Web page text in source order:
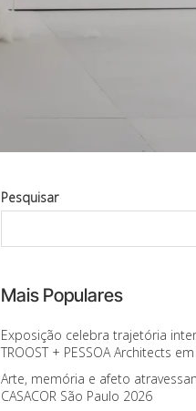
Pesquisar
Mais Populares
Exposição celebra trajetória
TROOST + PESSOA Architects
Arte, memória e afeto
CASACOR São Paulo 2026